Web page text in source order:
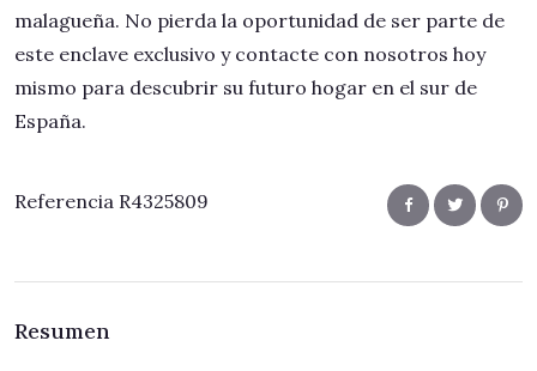
malagueña. No pierda la oportunidad de ser parte de
este enclave exclusivo y contacte con nosotros hoy
mismo para descubrir su futuro hogar en el sur de
España.
Referencia R4325809
Resumen